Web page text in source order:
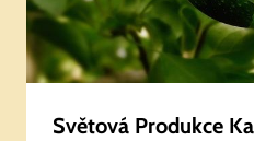
Světová Produkce